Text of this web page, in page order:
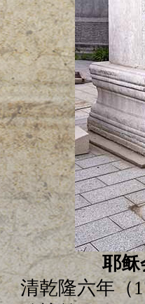
耶稣
清乾隆六年（